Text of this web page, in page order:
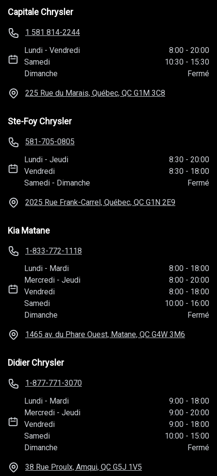
Capitale Chrysler
1 581 814-2244
Lundi -Vendredi 8:00 - 20:00
Samedi
10:30 - 15:30
Dimanche
Fermé
225 Rue du Marais, Québec, QC G1M 3C8
Ste-Foy Chrysler
581-705-0805
Lundi -Jeudi 8:30 - 20:00
Vendredi
8:30 - 18:00
Samedi - Dimanche Fermé
2025 Rue Frank-Carrel, Québec, QC G1N 2E9
Kia Matane
1-833-772-1118
Lundi - Mardi 8:00 - 18:00
Mercredi -Jeudi 8:00 - 20:00
Vendredi
8:00 - 18:00
Samedi
10:00 - 16:00
Dimanche
Fermé
1465 av. du Phare Ouest, Matane, QC G4W 3M6
Didier Chrysler
1-877-771-3070
Lundi - Mardi 9:00 - 18:00
Mercredi -Jeudi 9:00 - 20:00
Vendredi
9:00 - 18:00
Samedi
10:00 - 15:00
Dimanche
Fermé
38 Rue Proulx, Amqui, QC G5J 1V5